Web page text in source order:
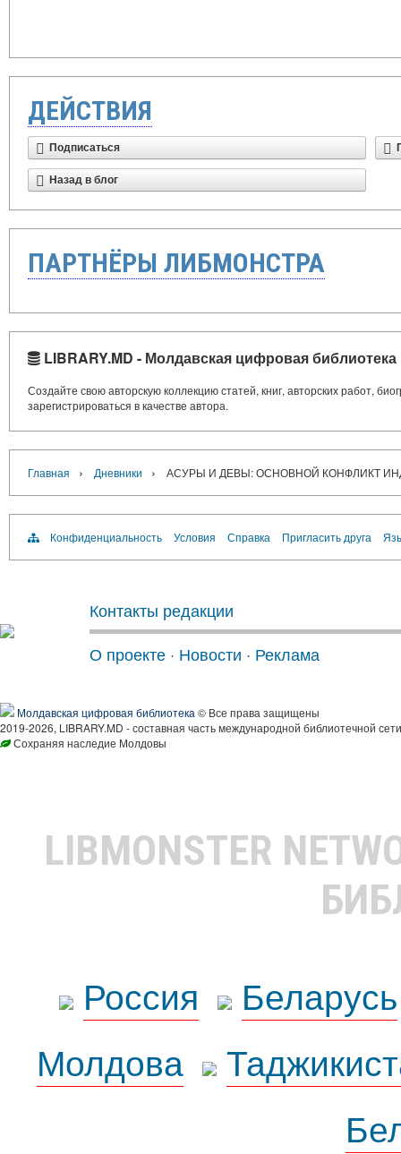
ДЕЙСТВИЯ
Подписаться
Назад в блог
ПАРТНЁРЫ ЛИБМОНСТРА
LIBRARY.MD - Молдавская цифровая библиотека
Создайте свою авторскую коллекцию статей, книг, авторских работ,
зарегистрироваться в качестве автора.
Главная › Дневники › АСУРЫ И ДЕВЫ: ОСНОВНОЙ КОНФЛИКТ
Конфиденциальность Условия Справка Пригласить друга
Контакты редакции
О проекте · Новости · Реклама
Молдавская цифровая библиотека © Все права защищены
2019-2026, LIBRARY.MD - составная часть международной библиотечной
Сохраняя наследие Молдовы
LIBMONSTER
Россия
Беларусь
Молдова